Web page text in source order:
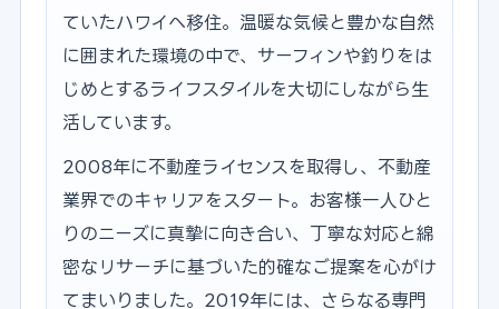
ていたハワイへ移住。温暖な気候と豊かな自然
に囲まれた環境の中で、サーフィンや釣りをは
じめとするライフスタイルを大切にしながら生
活しています。
2008年に不動産ライセンスを取得し、不動産
業界でのキャリアをスタート。お客様一人ひと
りのニーズに真摯に向き合い、丁寧な対応と綿
密なリサーチに基づいた的確なご提案を心がけ
てまいりました。2019年には、さらなる専門